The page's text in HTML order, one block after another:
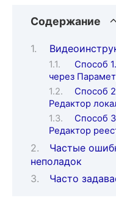
Содержание
Способ
через
Способ
Редактор
Способ
Редактор
Частые
неполадок
Часто